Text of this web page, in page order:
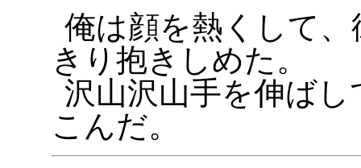
俺は顔を熱くして
きり抱きしめた。
沢山沢山手を伸ば
こんだ。